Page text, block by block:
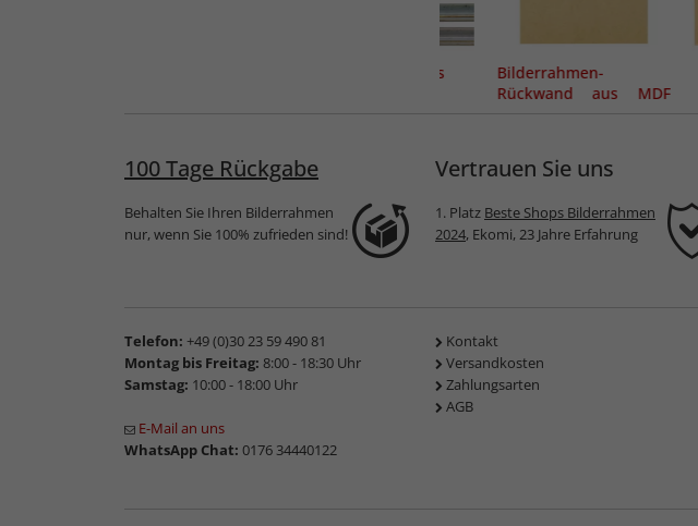
Holzrahmen Vannes
Bilderrahmen-
Rückwand aus MDF
100 Tage Rückgabe
Behalten Sie Ihren Bilderrahmen
nur, wenn Sie 100% zufrieden sind!
Vertrauen Sie uns
1. Platz Beste Shops Bilderrahmen
2024, Ekomi, 23 Jahre Erfahrung
Telefon: +49 (0)30 23 59 490 81
Montag bis Freitag: 8:00 - 18:30 Uhr
Samstag: 10:00 - 18:00 Uhr
E-Mail an uns
WhatsApp Chat: 0176 34440122
Kontakt
Versandkosten
Zahlungsarten
AGB